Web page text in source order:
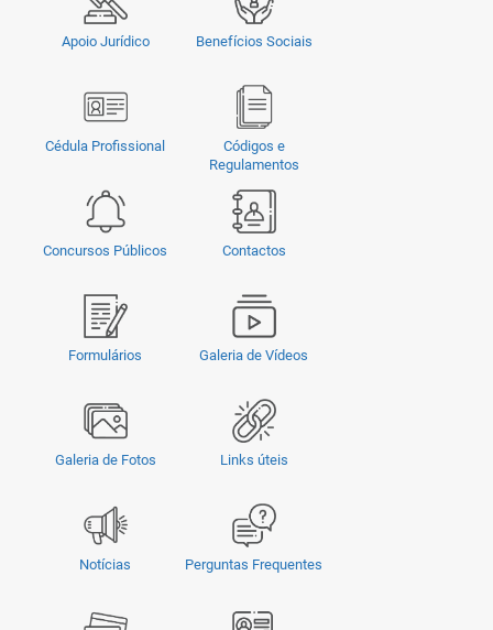
Apoio Jurídico Benefícios Sociais
Cédula Profissional
Códigos e
Regulamentos
Concursos Públicos Contactos
Formulários Galeria de Vídeos
Galeria de Fotos Links úteis
Notícias Perguntas Frequentes